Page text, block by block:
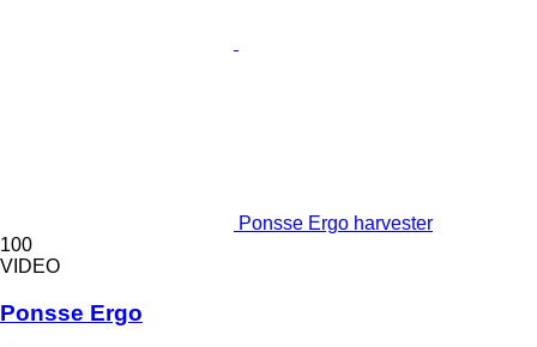
Ponsse Ergo harvester
100
VIDEO
Ponsse Ergo